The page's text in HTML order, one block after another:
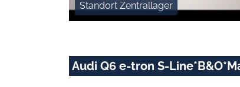
Standort Zentrallager
Audi Q6 e-tron S-